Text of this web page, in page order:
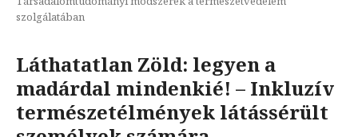
szolgálatában
Láthatatlan Zöld: legyen a
madárdal mindenkié! – Inkluzív
természetélmények látássérült